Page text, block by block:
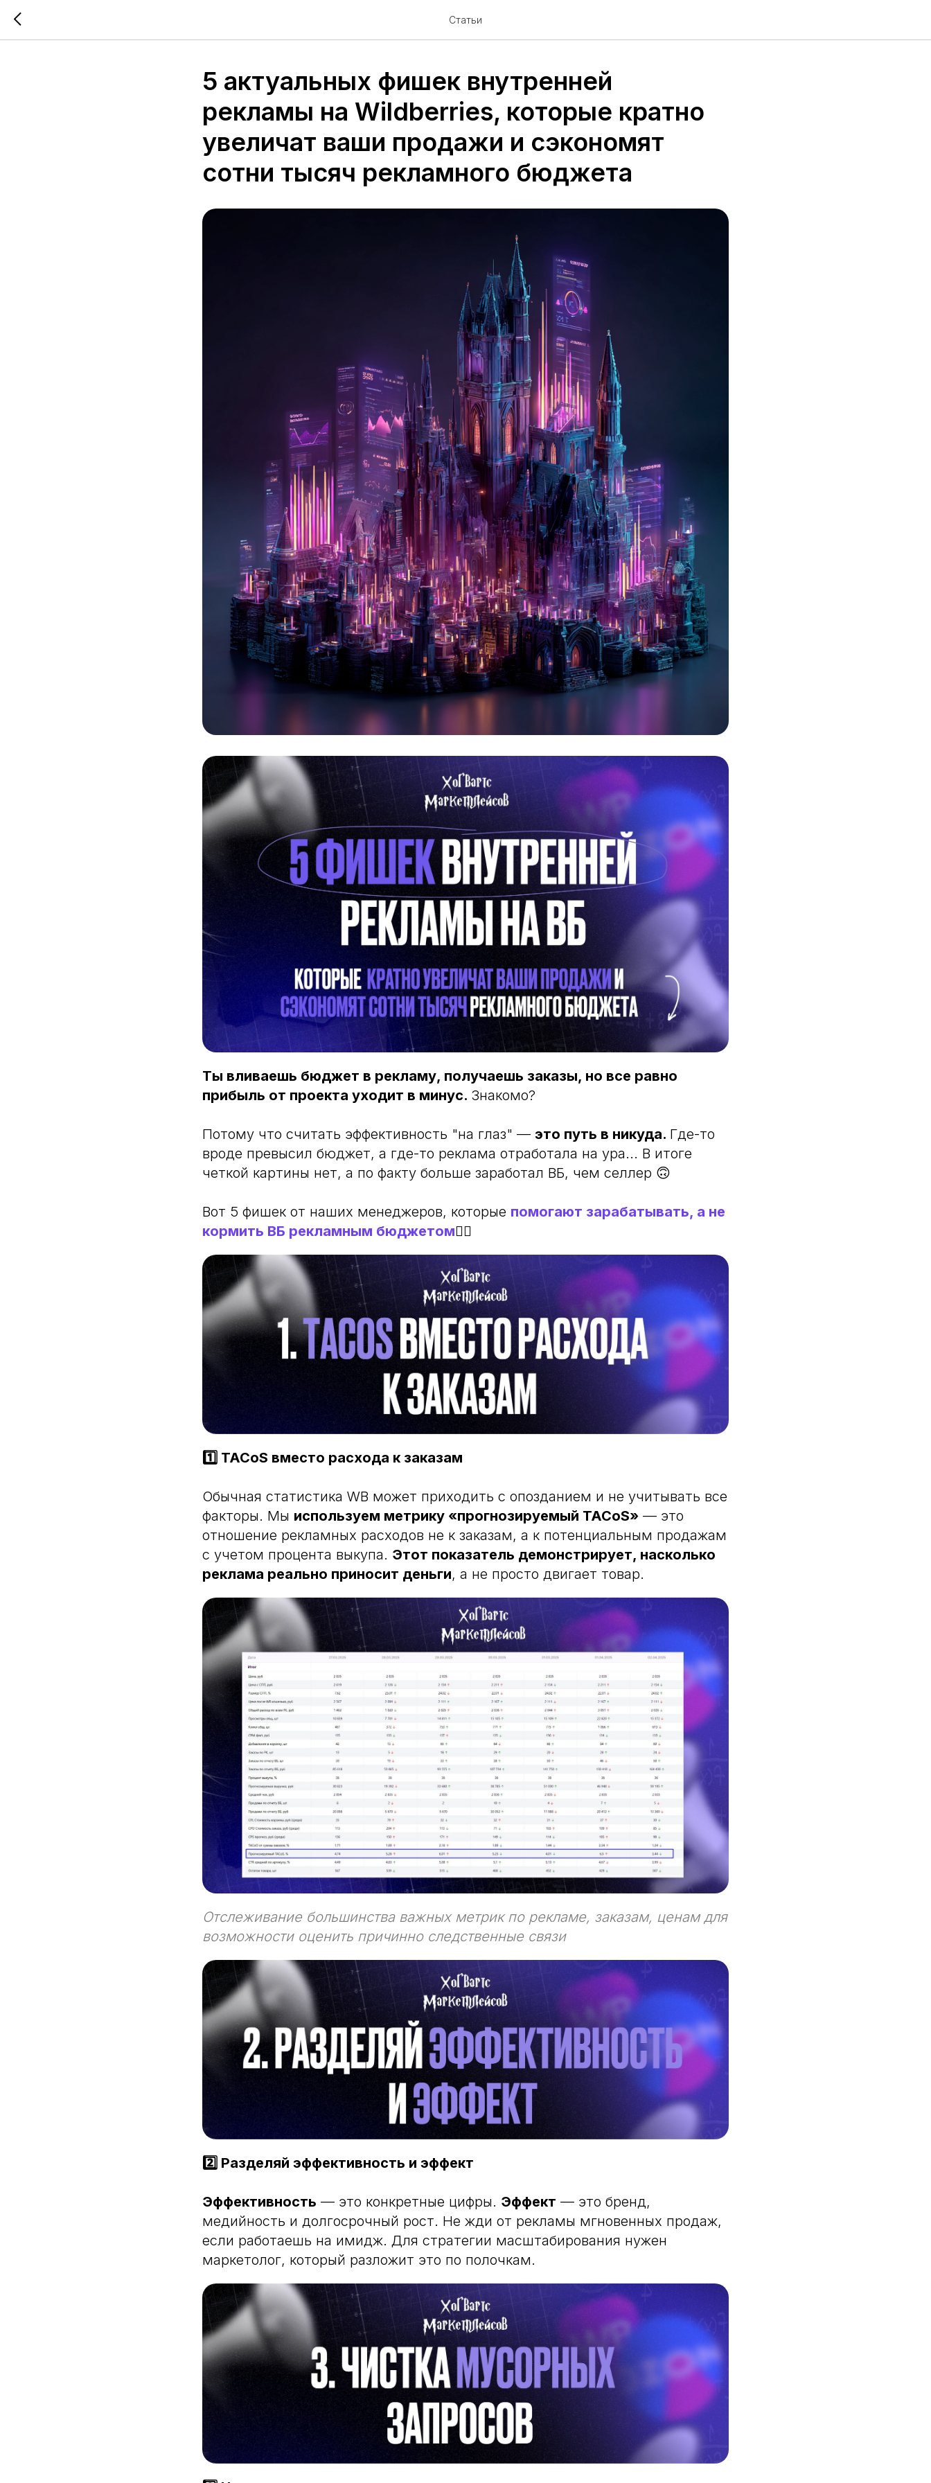
Статьи
5 актуальных фишек внутренней
рекламы на Wildberries, которые кратно
увеличат ваши продажи и сэкономят
сотни тысяч рекламного бюджета
Ты вливаешь бюджет в рекламу, получаешь заказы, но все равно
прибыль от проекта уходит в минус. Знакомо?
Потому что считать эффективность "на глаз" — это путь в никуда. Где-то
вроде превысил бюджет, а где-то реклама отработала на ура... В итоге
четкой картины нет, а по факту больше заработал ВБ, чем селлер 🙃
Вот 5 фишек от наших менеджеров, которые помогают зарабатывать, а не
кормить ВБ рекламным бюджетом👇🏻
1️⃣ TACoS вместо расхода к заказам
Обычная статистика WB может приходить с опозданием и не учитывать все
факторы. Мы используем метрику «прогнозируемый TACoS» — это
отношение рекламных расходов не к заказам, а к потенциальным продажам
с учетом процента выкупа. Этот показатель демонстрирует, насколько
реклама реально приносит деньги, а не просто двигает товар.
Отслеживание большинства важных метрик по рекламе, заказам, ценам для
возможности оценить причинно следственные связи
2️⃣ Разделяй эффективность и эффект
Эффективность — это конкретные цифры. Эффект — это бренд,
медийность и долгосрочный рост. Не жди от рекламы мгновенных продаж,
если работаешь на имидж. Для стратегии масштабирования нужен
маркетолог, который разложит это по полочкам.